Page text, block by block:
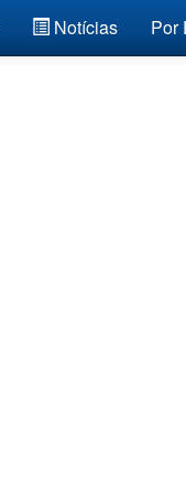
Notícias Por